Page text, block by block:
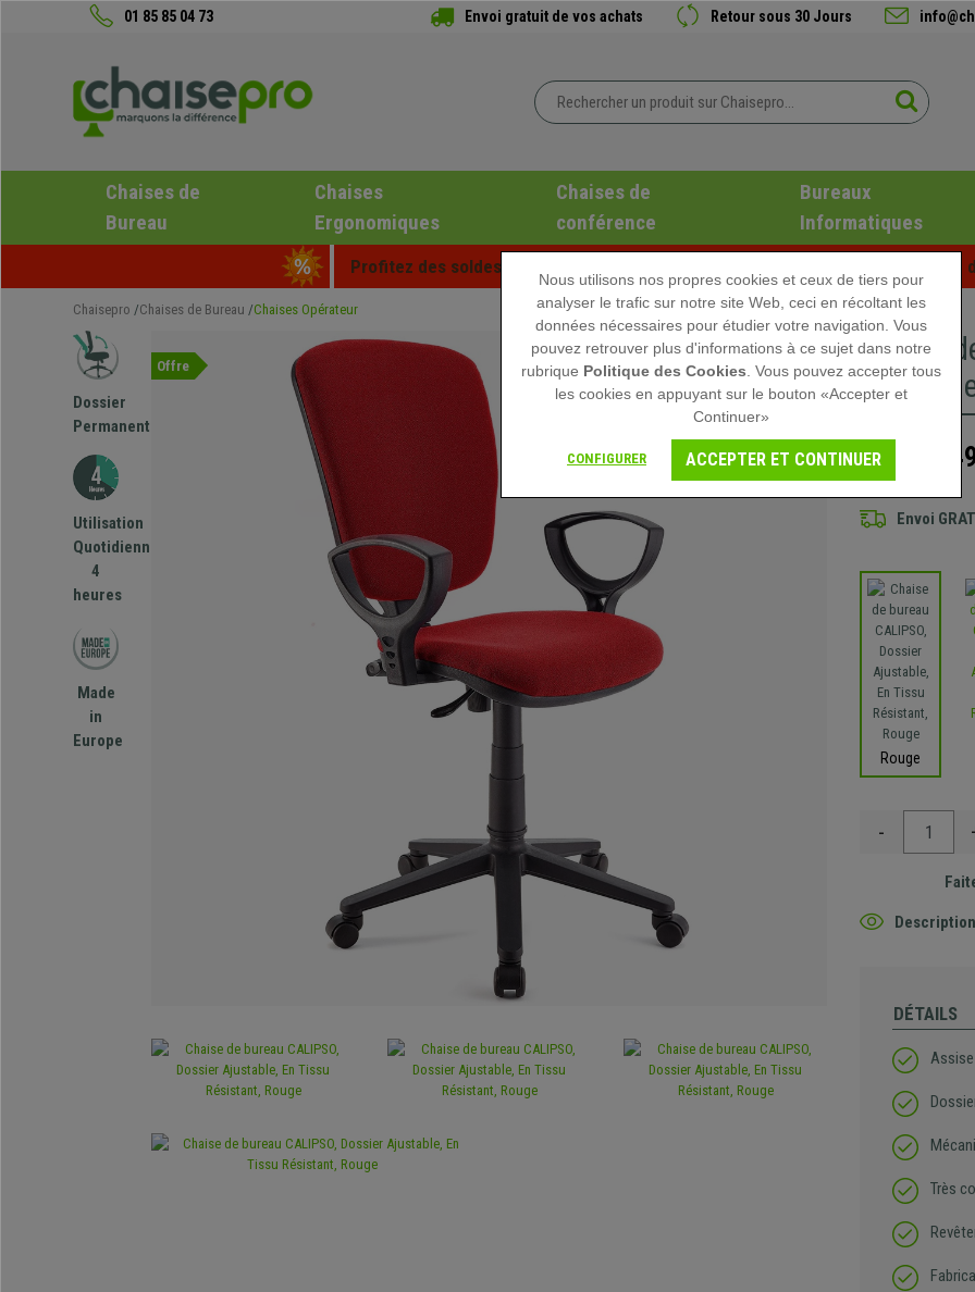
01 85 85 04 73 Envoi gratuit de vos achats Retour sous 30 Jours
Chaises de
Bureau
Chaises
Ergonomiques
Chaises de
conférence
Bureaux
Informatiques
Profitez des soldes d'été chez Chaisepro ! Des réductions exclusives pour une
Chaisepro Chaises de Bureau Chaises Opérateur
Dossier
Permanent
Utilisation
Quotidienne
4
heures
Made
in
Europe
Offre
Chaise
229,90 €
Envoi
Rouge
-
DÉTAILS
Très
Nous utilisons nos propres cookies et ceux de tiers pour
analyser le trafic sur notre site Web, ceci en récoltant les
données nécessaires pour étudier votre navigation. Vous
pouvez retrouver plus d'informations à ce sujet dans notre
rubrique Politique des Cookies . Vous pouvez accepter tous
les cookies en appuyant sur le bouton «Accepter et
Continuer»
CONFIGURER ACCEPTER ET CONTINUER